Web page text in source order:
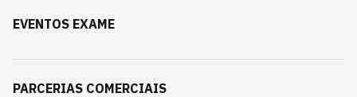
EVENTOS EXAME
PARCERIAS COMERCIAIS